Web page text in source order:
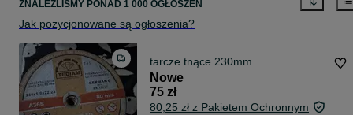
ZNALEŹLIŚMY PONAD 1 000 OGŁOSZEŃ
Jak pozycjonowane są ogłoszenia?
tarcze tnące 230mm
Nowe
75 zł
80,25 zł z Pakietem Ochronnym